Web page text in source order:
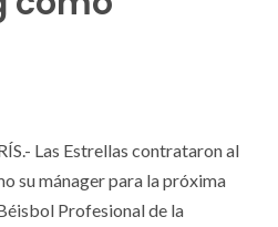
Las Estrellas contrataron al
su mánager para la próxima
Profesional de la